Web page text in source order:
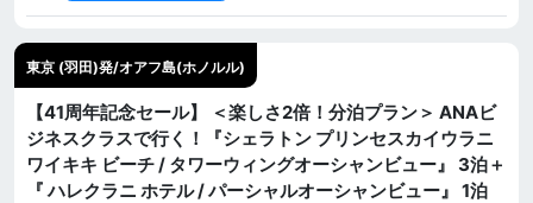
東京 (羽田)発/オアフ島(ホノルル)
【41周年記念セール】 ＜楽しさ2倍！分泊プラン＞ ANAビ
ジネスクラスで行く！『シェラトン プリンセスカイウラニ
ワイキキ ビーチ / タワーウィングオーシャンビュー』 3泊＋
『 ハレクラニ ホテル / パーシャルオーシャンビュー』 1泊